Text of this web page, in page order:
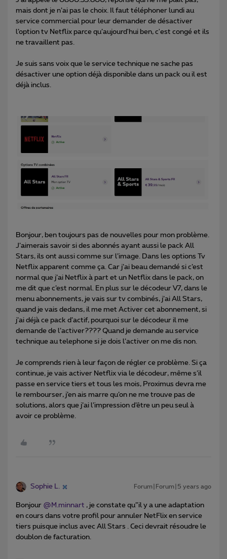
mais dont je n’ai pas le choix. Il faut téléphoner lundi au
service commercial pour leur demander de désactiver
l’option tv Netflix parce qu’aujourd'hui ben, c'est congé et ils
ne travaillent pas.
Je suis sans voix que le service technique ne sache pas
désactiver une option déjà disponible dans un pack ou il est
déjà inclus.
Bonjour, ben toujours pas de nouvelles pour mon problème.
J’aimerais savoir si des abonnés ayant aussi le pack All
Stars, ils ont aussi comme sur l’image. Dans les options Tv
Netflix apparent comme ça. Car j’ai beau demandé si c’est
normal que j’ai Netflix à part et un Netflix dans le pack, on
me dit que c’est normal. En plus sur le décodeur V7, dans le
menu abonnements, je vais sur tv combinés, j’ai All Stars,
quand je vais dedans, il me met Activer cet abonnement, si
j’ai déjà ce pack d’actif, pourquoi sur le décodeur il me
demande de l’activer???? Quand je demande au service
technique au telephone si je dois l’activer on me dis non.
Je comprends rien à leur façon de régler ce problème. Si ça
continue, je vais activer Netflix via le décodeur, même s’il
passe en service tiers et tous les mois, Proximus devra me
le rembourser, j’en ais marre qu’on ne me trouve pas de
solutions, alors que j’ai l’impression d’être un peu seul à
avoir ce problème.
Sophie L. Forum|Forum|5 years ago
Bonjour @M.minnart , je constate qu”il y a une adaptation
en cours dans votre profil pour annuler NetFlix en service
tiers puisque inclus avec All Stars . Ceci devrait résoudre le
doublon de facturation.